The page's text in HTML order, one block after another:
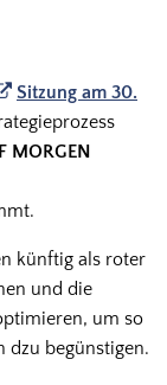
Sitzung am 30.
MORGEN
künftig als roter
und die
um so
dzu begünstigen.